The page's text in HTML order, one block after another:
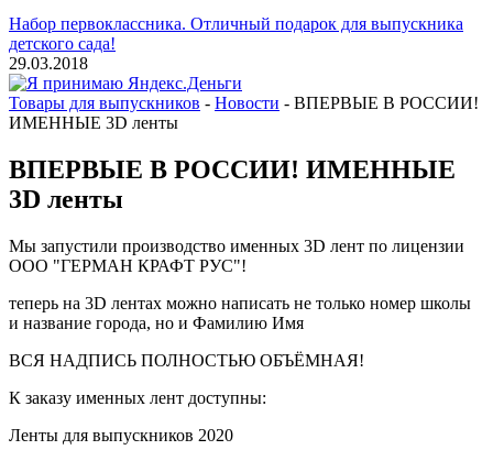
Набор первоклассника. Отличный подарок для выпускника
детского сада!
29.03.2018
Товары для выпускников - Новости - ВПЕРВЫЕ В РОССИИ!
ИМЕННЫЕ 3D ленты
ВПЕРВЫЕ В РОССИИ! ИМЕННЫЕ
3D ленты
Мы запустили производство именных 3D лент по лицензии
ООО "ГЕРМАН КРАФТ РУС"!
теперь на 3D лентах можно написать не только номер школы
и название города, но и Фамилию Имя
ВСЯ НАДПИСЬ ПОЛНОСТЬЮ ОБЪЁМНАЯ!
К заказу именных лент доступны:
Ленты для выпускников 2020